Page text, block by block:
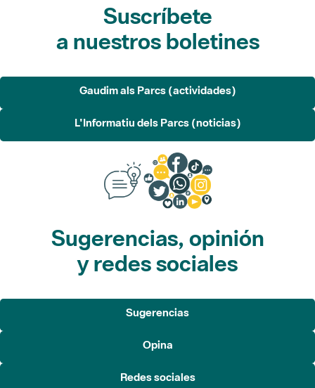
Suscríbete
a nuestros boletines
Gaudim als Parcs (actividades)
L'Informatiu dels Parcs (noticias)
Sugerencias, opinión
y redes sociales
Sugerencias
Opina
Redes sociales